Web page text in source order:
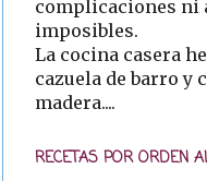
complicaciones ni
imposibles.
La cocina casera
cazuela de barro y
madera....
RECETAS POR ORDEN